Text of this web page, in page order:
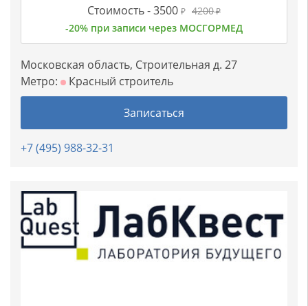
Стоимость -3500 ₽ 4200₽
-20% при записи через МОСГОРМЕД
Московская область, Строительная д. 27
Метро:
Красный строитель
Записаться
+7 (495) 988-32-31